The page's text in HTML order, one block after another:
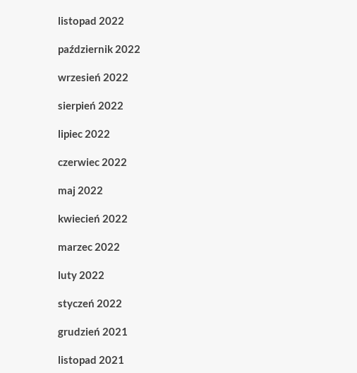
listopad 2022
październik 2022
wrzesień 2022
sierpień 2022
lipiec 2022
czerwiec 2022
maj 2022
kwiecień 2022
marzec 2022
luty 2022
styczeń 2022
grudzień 2021
listopad 2021